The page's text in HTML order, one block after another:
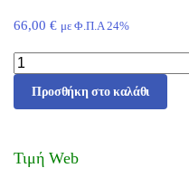
66,00 € με Φ.Π.Α 24%
Προσθήκη στο καλάθι
Τιμή Web